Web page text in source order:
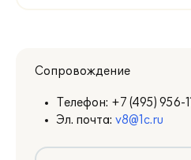
Сопровождение
Телефон: +7 (495) 956-
Эл. почта: v8@1c.ru